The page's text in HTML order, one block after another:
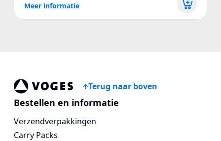
Meer informatie
Voges Online Store
Terug naar boven
Bestellen en informatie
Verzendverpakkingen
Carry Packs